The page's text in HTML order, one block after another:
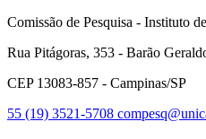
Comissão de Pesquisa - Instituto
Rua Pitágoras, 353 - Barão
CEP 13083-857 - Campinas/SP
55 (19) 3521-5708